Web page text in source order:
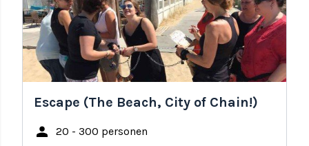
Escape (The Beach, City of Chain!)
person 20 - 300 personen